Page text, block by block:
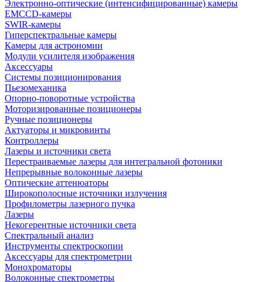
Электронно-оптические (интенсифицированные) камеры
EMCCD-камеры
SWIR-камеры
Гиперспектральные камеры
Камеры для астрономии
Модули усилителя изображения
Аксессуары
Системы позиционирования
Пьезомеханика
Опорно-поворотные устройства
Моторизированные позиционеры
Ручные позиционеры
Актуаторы и микровинты
Контроллеры
Лазеры и источники света
Перестраиваемые лазеры для интегральной фотоники
Непрерывные волоконные лазеры
Оптические аттенюаторы
Широкополосные источники излучения
Профилометры лазерного пучка
Лазеры
Некогерентные источники света
Спектральный анализ
Инструменты спектроскопии
Аксессуары для спектрометрии
Монохроматоры
Волоконные спектрометры